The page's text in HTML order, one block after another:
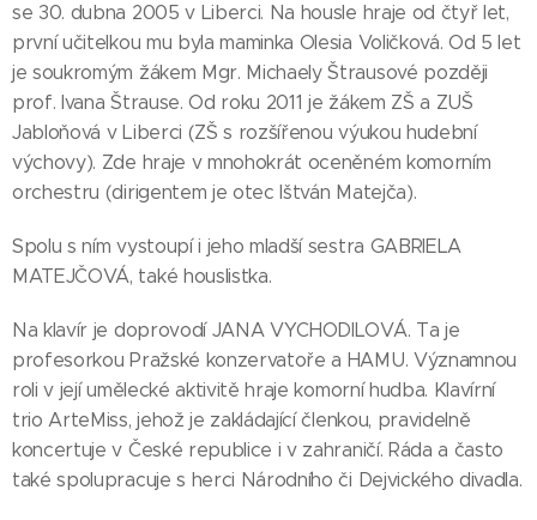
se 30. dubna 2005 v Liberci. Na housle hraje od čtyř let,
první učitelkou mu byla maminka Olesia Voličková. Od 5 let
je soukromým žákem Mgr. Michaely Štrausové později
prof. Ivana Štrause. Od roku 2011 je žákem ZŠ a ZUŠ
Jabloňová v Liberci (ZŠ s rozšířenou výukou hudební
výchovy). Zde hraje v mnohokrát oceněném komorním
orchestru (dirigentem je otec Ištván Matejča).
Spolu s ním vystoupí i jeho mladší sestra GABRIELA
MATEJČOVÁ, také houslistka.
Na klavír je doprovodí JANA VYCHODILOVÁ. Ta je
profesorkou Pražské konzervatoře a HAMU. Významnou
roli v její umělecké aktivitě hraje komorní hudba. Klavírní
trio ArteMiss, jehož je zakládající členkou, pravidelně
koncertuje v České republice i v zahraničí. Ráda a často
také spolupracuje s herci Národního či Dejvického divadla.